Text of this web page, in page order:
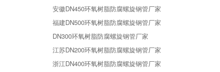
安徽DN450环氧树脂防腐螺旋钢管厂家
福建DN500环氧树脂防腐螺旋钢管厂家
DN300环氧树脂防腐螺旋钢管厂家
江苏DN200环氧树脂防腐螺旋钢管厂家
浙江DN400环氧树脂防腐螺旋钢管厂家